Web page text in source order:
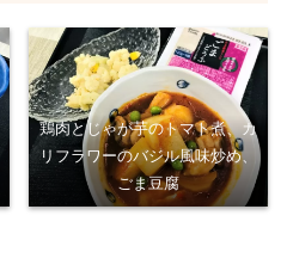
鶏肉とじゃが芋のトマト煮、カ
リフラワーのバジル風味炒め、
ごま豆腐